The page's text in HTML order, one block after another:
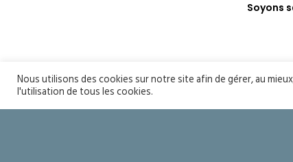
Soyons
Nous utilisons des cookies sur notre site afin de gérer, au
l'utilisation de tous les cookies.